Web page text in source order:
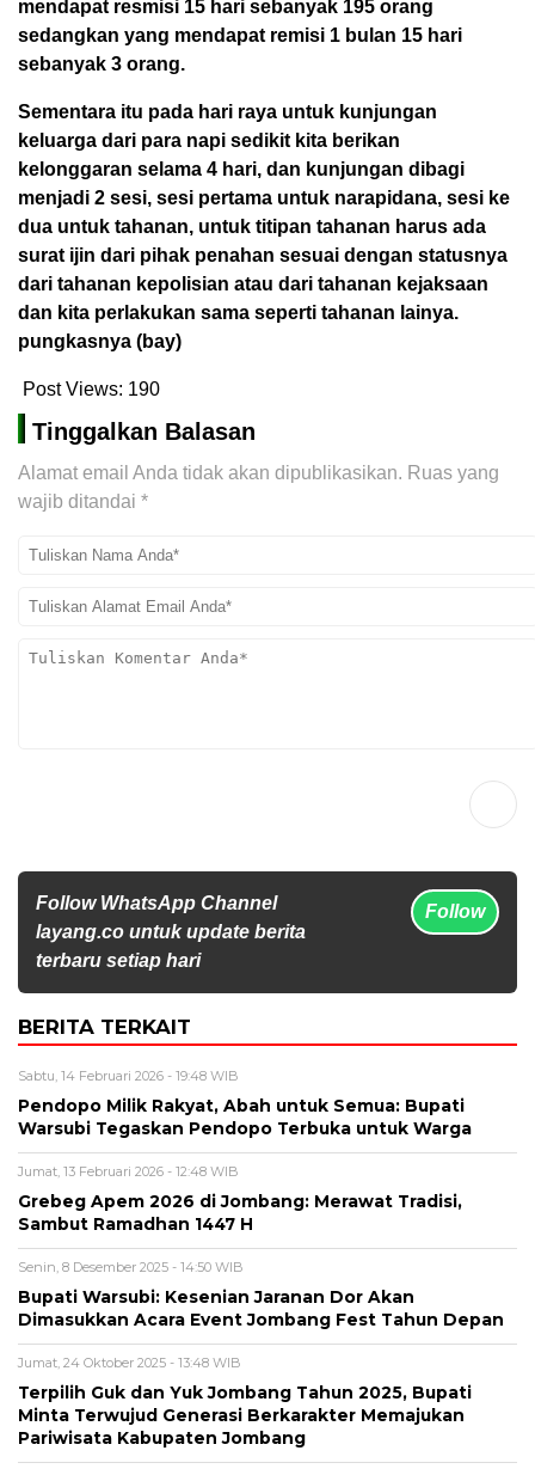
mendapat resmisi 15 hari sebanyak 195 orang
sedangkan yang mendapat remisi 1 bulan 15 hari
sebanyak 3 orang.
Sementara itu pada hari raya untuk kunjungan
keluarga dari para napi sedikit kita berikan
kelonggaran selama 4 hari, dan kunjungan dibagi
menjadi 2 sesi, sesi pertama untuk narapidana, sesi ke
dua untuk tahanan, untuk titipan tahanan harus ada
surat ijin dari pihak penahan sesuai dengan statusnya
dari tahanan kepolisian atau dari tahanan kejaksaan
dan kita perlakukan sama seperti tahanan lainya.
pungkasnya (bay)
Post Views: 190
Tinggalkan Balasan
Alamat email Anda tidak akan dipublikasikan. Ruas yang
wajib ditandai *
Follow WhatsApp Channel
layang.co untuk update berita
terbaru setiap hari
Follow
BERITA TERKAIT
Sabtu, 14 Februari 2026 - 19:48 WIB
Pendopo Milik Rakyat, Abah untuk Semua: Bupati
Warsubi Tegaskan Pendopo Terbuka untuk Warga
Jumat, 13 Februari 2026 - 12:48 WIB
Grebeg Apem 2026 di Jombang: Merawat Tradisi,
Sambut Ramadhan 1447 H
Senin, 8 Desember 2025 - 14:50 WIB
Bupati Warsubi: Kesenian Jaranan Dor Akan
Dimasukkan Acara Event Jombang Fest Tahun Depan
Jumat, 24 Oktober 2025 - 13:48 WIB
Terpilih Guk dan Yuk Jombang Tahun 2025, Bupati
Minta Terwujud Generasi Berkarakter Memajukan
Pariwisata Kabupaten Jombang